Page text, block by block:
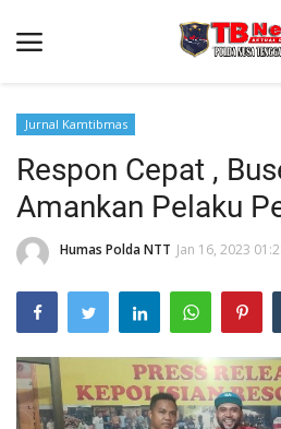
Beranda
Binkam
Terms & Conditions
Reskrim
Lantas
Polisi Kita
Mitra Polisi
Jurnal Kamtibmas
Respon Cepat ,
Amankan Pelaku
Humas Polda NTT Jan 16, 2023